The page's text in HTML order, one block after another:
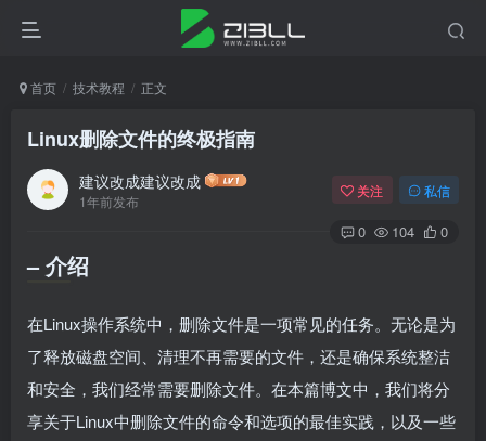
首页 技术教程 正文
Linux删除文件的终极指南
建议改成建议改成
1年前发布
关注 私信
0 104 0
– 介绍
在Linux操作系统中，删除文件是一项常见的任务。无论是为
了释放磁盘空间、清理不再需要的文件，还是确保系统整洁
和安全，我们经常需要删除文件。在本篇博文中，我们将分
享关于Linux中删除文件的命令和选项的最佳实践，以及一些